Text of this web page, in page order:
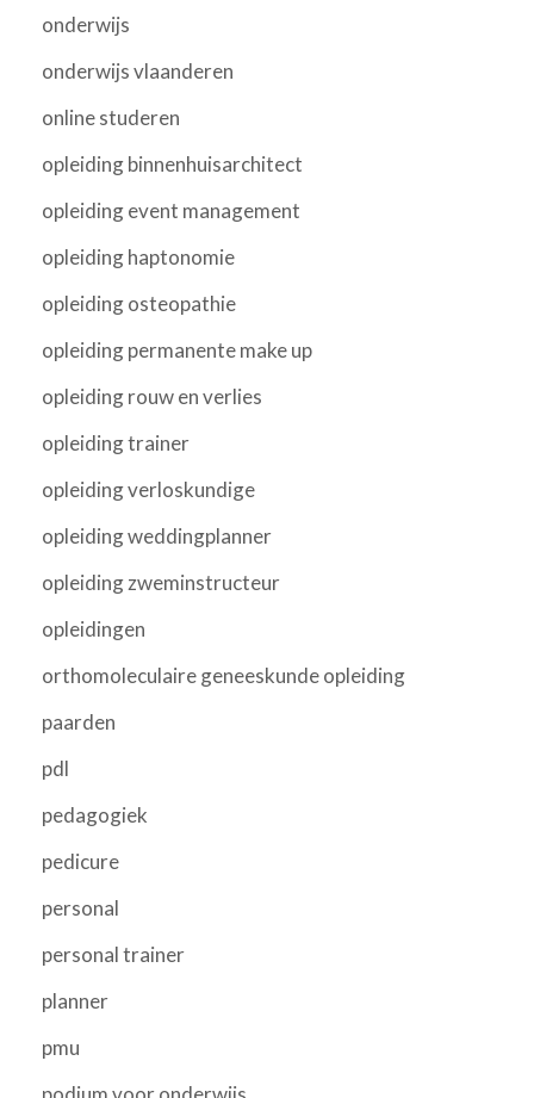
onderwijs
onderwijs vlaanderen
online studeren
opleiding binnenhuisarchitect
opleiding event management
opleiding haptonomie
opleiding osteopathie
opleiding permanente make up
opleiding rouw en verlies
opleiding trainer
opleiding verloskundige
opleiding weddingplanner
opleiding zweminstructeur
opleidingen
orthomoleculaire geneeskunde opleiding
paarden
pdl
pedagogiek
pedicure
personal
personal trainer
planner
pmu